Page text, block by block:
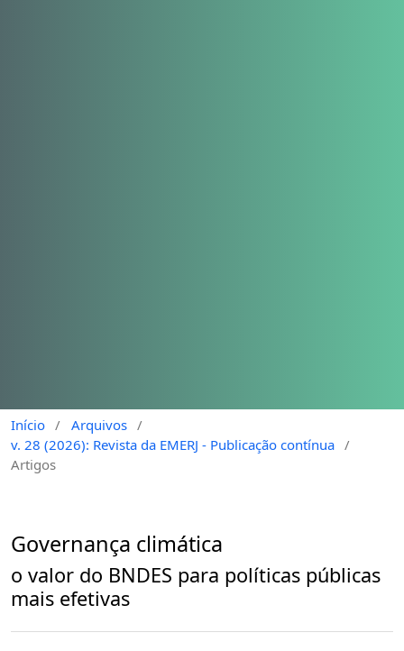
Início / Arquivos /
v. 28 (2026): Revista da EMERJ - Publicação contínua /
Artigos
Governança climática
o valor do BNDES para políticas públicas
mais efetivas